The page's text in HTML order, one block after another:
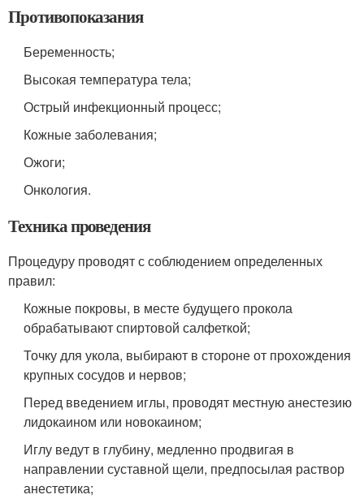
Противопоказания
Беременность;
Высокая температура тела;
Острый инфекционный процесс;
Кожные заболевания;
Ожоги;
Онкология.
Техника проведения
Процедуру проводят с соблюдением определенных
правил:
Кожные покровы, в месте будущего прокола
обрабатывают спиртовой салфеткой;
Точку для укола, выбирают в стороне от прохождения
крупных сосудов и нервов;
Перед введением иглы, проводят местную анестезию
лидокаином или новокаином;
Иглу ведут в глубину, медленно продвигая в
направлении суставной щели, предпосылая раствор
анестетика;